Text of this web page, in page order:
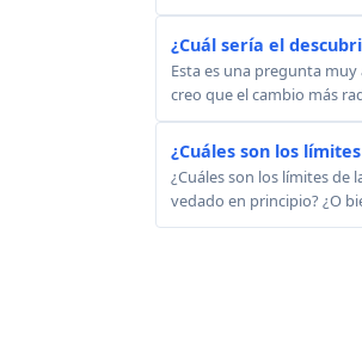
¿Cuál sería el
Esta es una pregunta
creo que el cambio más
¿Cuáles son los
¿Cuáles son los límites de
vedado en principio? ¿O